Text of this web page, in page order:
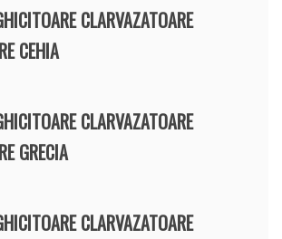
CLARVAZATOARE
CEHIA
CLARVAZATOARE
GRECIA
CLARVAZATOARE